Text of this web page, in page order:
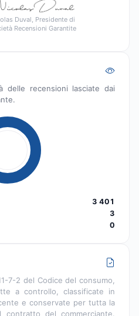
Duval, Presidente di
Recensioni Garantite
delle recensioni lasciate dai
3 401
3
0
7-2 del Codice del consumo,
a controllo, classificate in
e conservate per tutta la
contratto del commerciante.